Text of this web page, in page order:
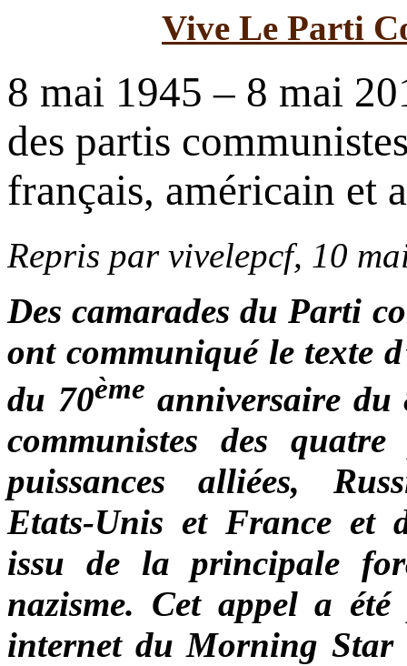
Vive Le Parti
8 mai 1945 – 8 mai
des partis
français, américain et
Repris par vivelepcf, 10
Des camarades du Parti
ont communiqué le texte
du 70ème anniversaire du
communistes des
puissances alliées,
Etats-Unis et France et
issu de la principale
nazisme. Cet appel a
internet du Morning Star